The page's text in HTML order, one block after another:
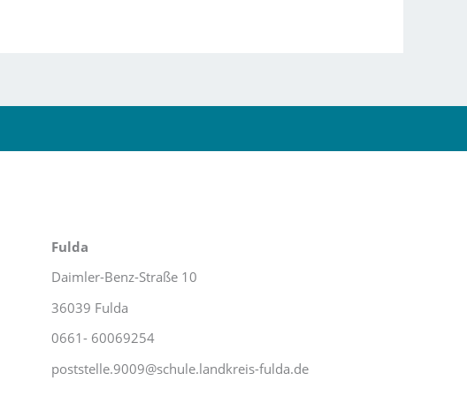
Fulda
Daimler-Benz-Straße 10
36039 Fulda
0661- 60069254
poststelle.9009@schule.landkreis-fulda.de